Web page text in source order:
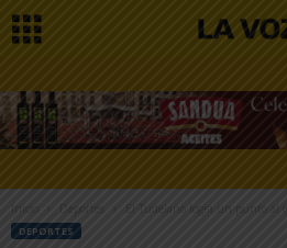
Inicio El Tudelano logra un punto al
DEPORTES